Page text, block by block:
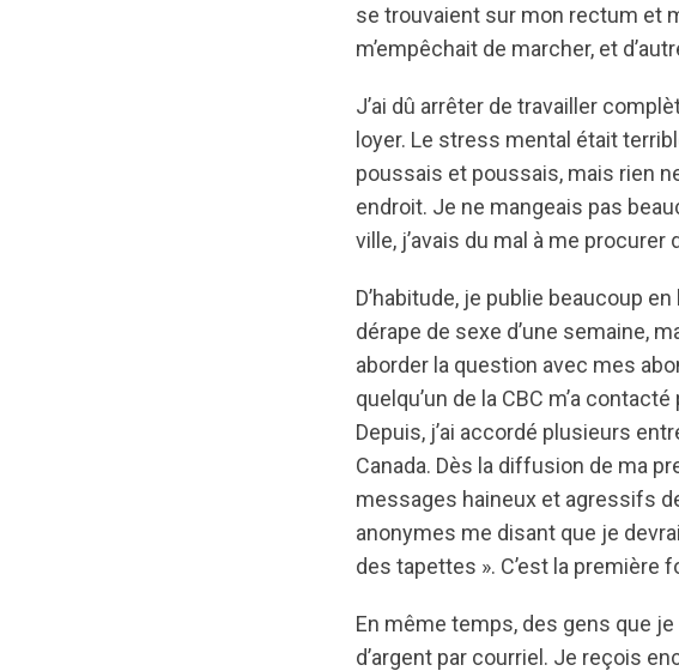
se trouvaient sur mon rectum et
m’empêchait de marcher, et
J’ai dû arrêter de travailler
loyer. Le stress mental était
poussais et poussais, mais rien
endroit. Je ne mangeais pas
ville, j’avais du mal à me procurer
D’habitude, je publie beaucoup
dérape de sexe d’une semaine,
aborder la question avec mes
quelqu’un de la CBC m’a
Depuis, j’ai accordé plusieurs
Canada. Dès la diffusion de ma
messages haineux et agressifs
anonymes me disant que je
des tapettes ». C’est la première
En même temps, des gens que
d’argent par courriel. Je reçois